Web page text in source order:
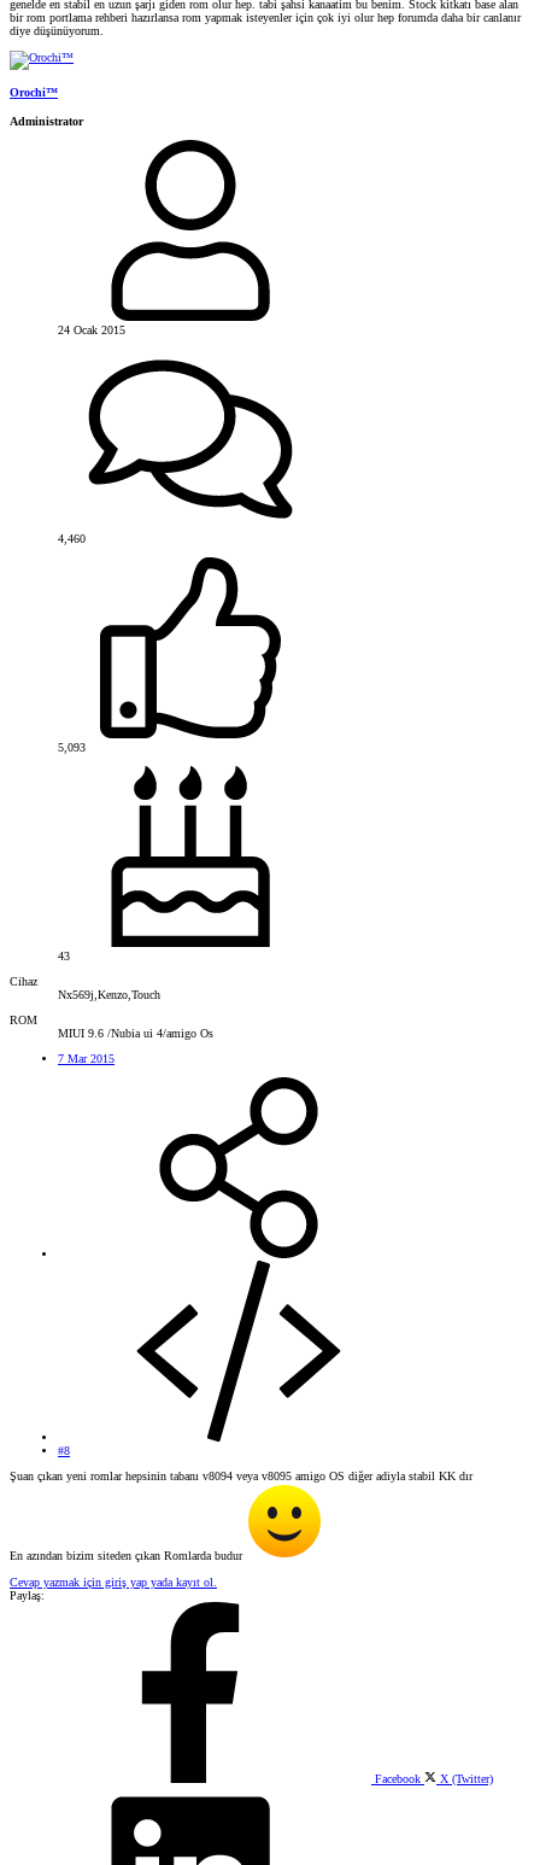
genelde en stabil en uzun şarjı giden rom olur hep. tabi şahsi kanaatim bu benim. Stock kitkatı base alan
bir rom portlama rehberi hazırlansa rom yapmak isteyenler için çok iyi olur hep forumda daha bir canlanır
diye düşünüyorum.
Orochi™
Administrator
24 Ocak 2015
4,460
5,093
43
Cihaz
Nx569j,Kenzo,Touch
ROM
MIUI 9.6 /Nubia ui 4/amigo Os
7 Mar 2015
#8
Şuan çıkan yeni romlar hepsinin tabanı v8094 veya v8095 amigo OS diğer adiyla stabil KK dır
En azından bizim siteden çıkan Romlarda budur
Cevap yazmak için giriş yap yada kayıt ol.
Paylaş:
Facebook X (Twitter)